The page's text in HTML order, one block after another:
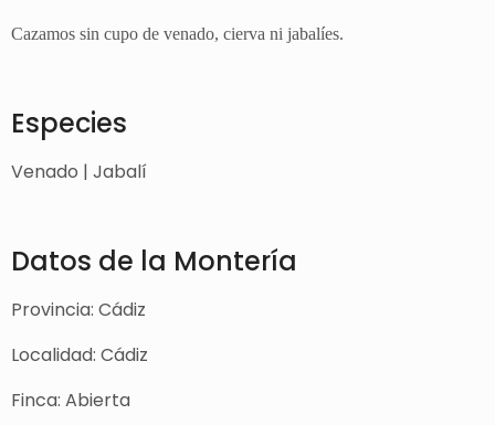
Cazamos sin cupo de venado, cierva ni jabalíes.
Especies
Venado | Jabalí
Datos de la Montería
Provincia: Cádiz
Localidad: Cádiz
Finca: Abierta